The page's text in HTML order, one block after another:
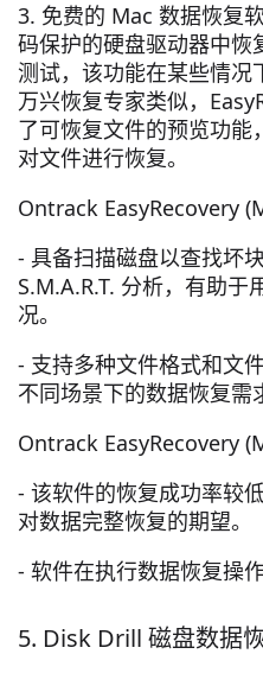
3. 免费的 Mac 数据恢复
码保护的硬盘驱动器中恢
测试，该功能在某些情况
万兴恢复专家类似，
了可恢复文件的预览功能
对文件进行恢复。
Ontrack EasyRecovery
- 具备扫描磁盘以查找坏
S.M.A.R.T. 分析，有助
况。
- 支持多种文件格式和文
不同场景下的数据恢复需
Ontrack EasyRecovery
- 该软件的恢复成功率较
对数据完整恢复的期望。
- 软件在执行数据恢复操
5. Disk Drill 磁盘数据